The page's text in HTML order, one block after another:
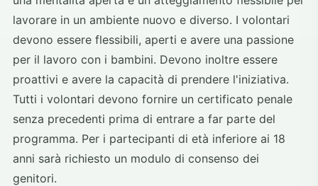
lavorare in un ambiente nuovo e diverso. I volontari
devono essere flessibili, aperti e avere una passione
per il lavoro con i bambini. Devono inoltre essere
proattivi e avere la capacità di prendere l'iniziativa.
Tutti i volontari devono fornire un certificato penale
senza precedenti prima di entrare a far parte del
programma. Per i partecipanti di età inferiore ai 18
anni sarà richiesto un modulo di consenso dei
genitori.